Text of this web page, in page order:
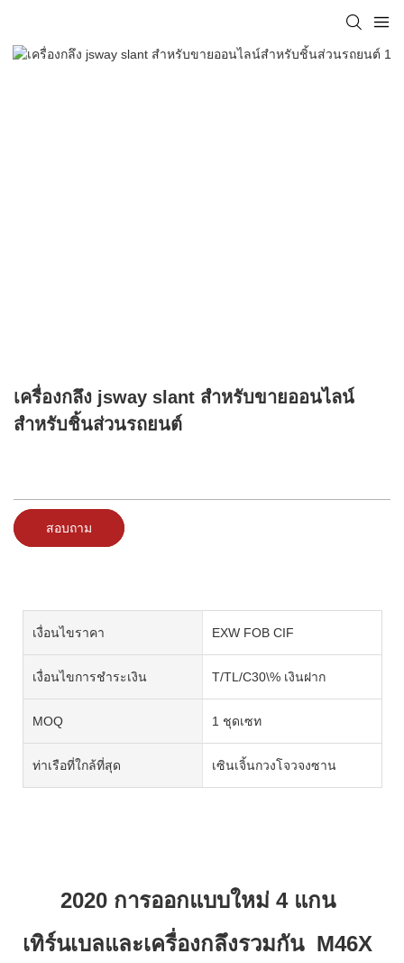
เครื่องกลึง jsway slant สำหรับขายออนไลน์
สำหรับชิ้นส่วนรถยนต์
สอบถาม
เงื่อนไขราคา EXW FOB CIF
เงื่อนไขการชำระเงิน T/TL/C30\% เงินฝาก
MOQ 1 ชุดเซท
ท่าเรือที่ใกล้ที่สุด เซินเจิ้นกวงโจวจงซาน
2020 การออกแบบใหม่ 4 แกน
เทิร์นเบลและเครื่องกลึงรวมกัน M46X